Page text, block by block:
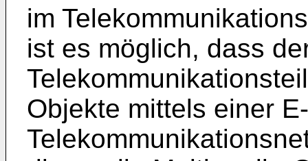
im
ist es möglich, dass
Objekte mittels einer